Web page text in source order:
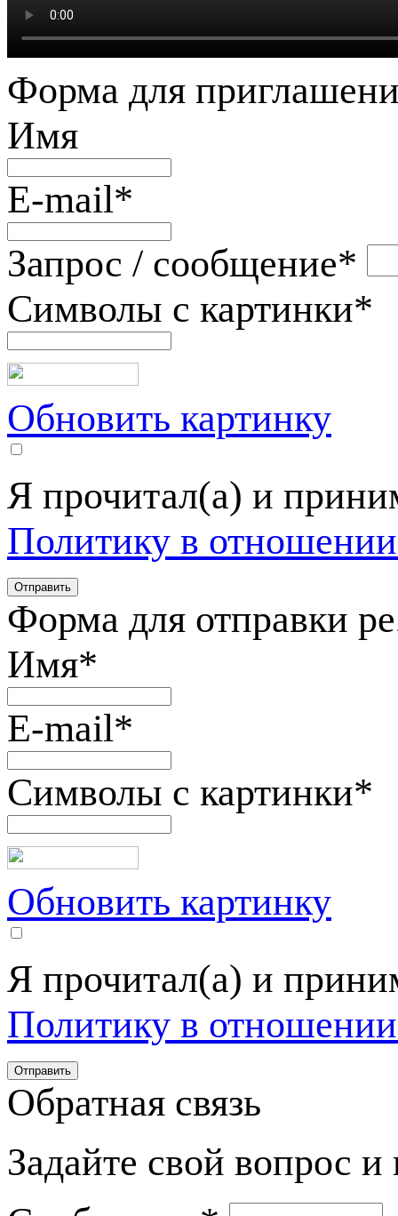
Форма для
Имя
E-mail*
Запрос / сообщение*
Символы с картинки*
Обновить картинку
Я прочитал(а) и
Политику в
Форма для отправки
Имя*
E-mail*
Символы с картинки*
Обновить картинку
Я прочитал(а) и
Политику в
Обратная связь
Задайте свой вопрос